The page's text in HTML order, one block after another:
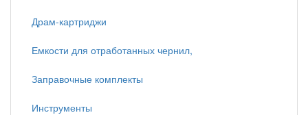
Драм-картриджи
Емкости для отработанных чернил,
Заправочные комплекты
Инструменты